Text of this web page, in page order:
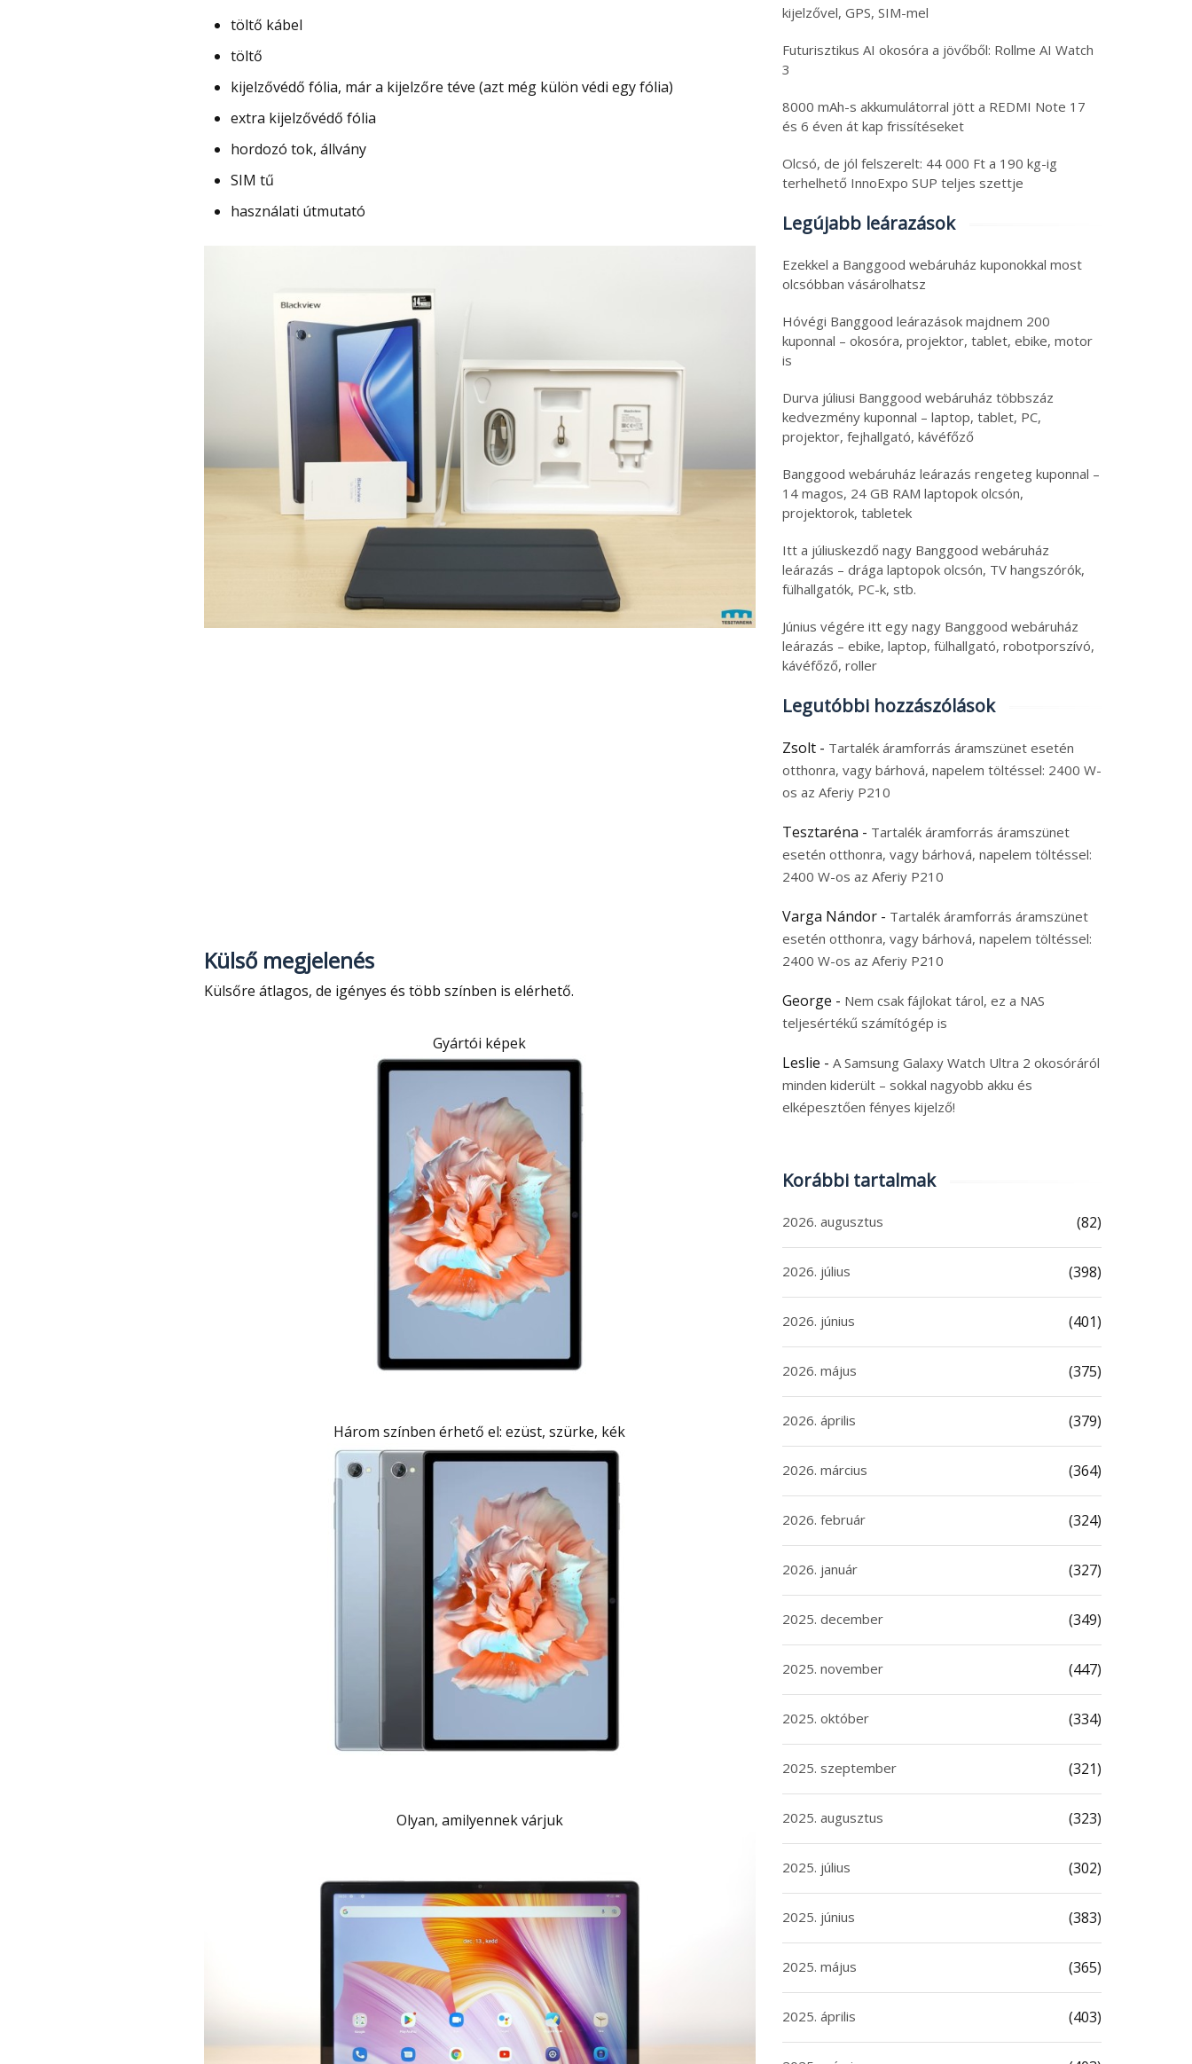
töltő kábel
töltő
kijelzővédő fólia, már a kijelzőre téve (azt még külön védi egy fólia)
extra kijelzővédő fólia
hordozó tok, állvány
SIM tű
használati útmutató
Külső megjelenés
Külsőre átlagos, de igényes és több színben is elérhető.
Gyártói képek
Három színben érhető el: ezüst, szürke, kék
Olyan, amilyennek várjuk
kijelzővel, GPS, SIM-mel
Futurisztikus AI okosóra a jövőből: Rollme AI Watch
3
8000 mAh-s akkumulátorral jött a REDMI Note 17
és 6 éven át kap frissítéseket
Olcsó, de jól felszerelt: 44 000 Ft a 190 kg-ig
terhelhető InnoExpo SUP teljes szettje
Legújabb leárazások
Ezekkel a Banggood webáruház kuponokkal most
olcsóbban vásárolhatsz
Hóvégi Banggood leárazások majdnem 200
kuponnal – okosóra, projektor, tablet, ebike, motor
is
Durva júliusi Banggood webáruház többszáz
kedvezmény kuponnal – laptop, tablet, PC,
projektor, fejhallgató, kávéfőző
Banggood webáruház leárazás rengeteg kuponnal –
14 magos, 24 GB RAM laptopok olcsón,
projektorok, tabletek
Itt a júliuskezdő nagy Banggood webáruház
leárazás – drága laptopok olcsón, TV hangszórók,
fülhallgatók, PC-k, stb.
Június végére itt egy nagy Banggood webáruház
leárazás – ebike, laptop, fülhallgató, robotporszívó,
kávéfőző, roller
Legutóbbi hozzászólások
Zsolt - Tartalék áramforrás áramszünet esetén
otthonra, vagy bárhová, napelem töltéssel: 2400 W-
os az Aferiy P210
Tesztaréna - Tartalék áramforrás áramszünet
esetén otthonra, vagy bárhová, napelem töltéssel:
2400 W-os az Aferiy P210
Varga Nándor - Tartalék áramforrás áramszünet
esetén otthonra, vagy bárhová, napelem töltéssel:
2400 W-os az Aferiy P210
George - Nem csak fájlokat tárol, ez a NAS
teljesértékű számítógép is
Leslie - A Samsung Galaxy Watch Ultra 2 okosóráról
minden kiderült – sokkal nagyobb akku és
elképesztően fényes kijelző!
Korábbi tartalmak
2026. augusztus (82)
2026. július (398)
2026. június (401)
2026. május (375)
2026. április (379)
2026. március (364)
2026. február (324)
2026. január (327)
2025. december (349)
2025. november (447)
2025. október (334)
2025. szeptember (321)
2025. augusztus (323)
2025. július (302)
2025. június (383)
2025. május (365)
2025. április (403)